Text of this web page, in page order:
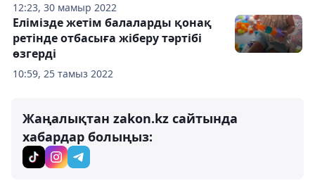
12:23, 30 мамыр 2022
10:59, 25 тамыз 2022
Елімізде жетім балаларды қонақ
ретінде отбасыға жіберу тәртібі
өзгерді
Жаңалықтан zakon.kz сайтында
хабардар болыңыз: